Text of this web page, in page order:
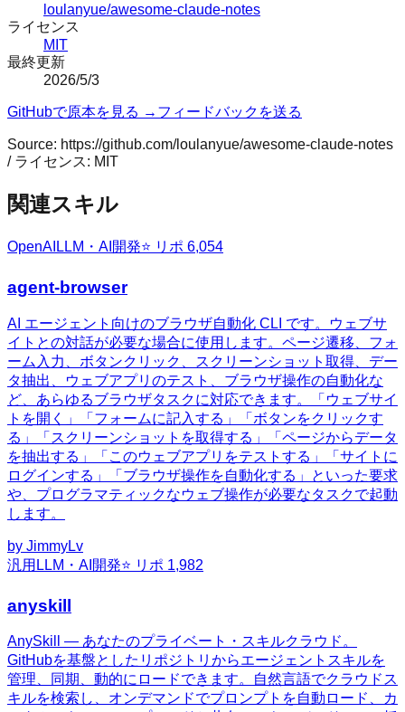
loulanyue/awesome-claude-notes
ライセンス
MIT
最終更新
2026/5/3
GitHubで原本を見る → フィードバックを送る
Source: https://github.com/loulanyue/awesome-claude-notes
/ ライセンス: MIT
関連スキル
OpenAI LLM・AI開発⭐ リポ 6,054
agent-browser
AI エージェント向けのブラウザ自動化 CLI です。ウェブサ
イトとの対話が必要な場合に使用します。ページ遷移、フォ
ーム入力、ボタンクリック、スクリーンショット取得、デー
タ抽出、ウェブアプリのテスト、ブラウザ操作の自動化な
ど、あらゆるブラウザタスクに対応できます。「ウェブサイ
トを開く」「フォームに記入する」「ボタンをクリックす
る」「スクリーンショットを取得する」「ページからデータ
を抽出する」「このウェブアプリをテストする」「サイトに
ログインする」「ブラウザ操作を自動化する」といった要求
や、プログラマティックなウェブ操作が必要なタスクで起動
します。
by JimmyLv
汎用 LLM・AI開発⭐ リポ 1,982
anyskill
AnySkill — あなたのプライベート・スキルクラウド。
GitHubを基盤としたリポジトリからエージェントスキルを
管理、同期、動的にロードできます。自然言語でクラウドス
キルを検索し、オンデマンドでプロンプトを自動ロード、カ